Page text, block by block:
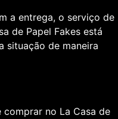
a entrega, o serviço de
de Papel Fakes está
situação de maneira
no La Casa de